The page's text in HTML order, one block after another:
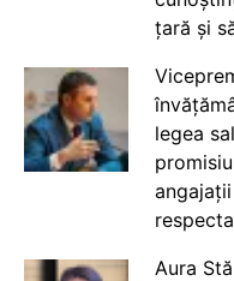
țară și
legea
Aura